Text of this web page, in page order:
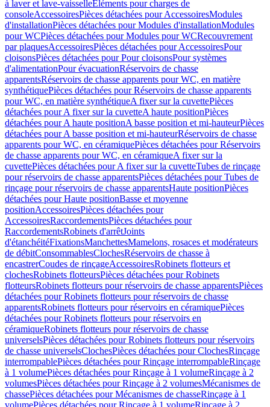
à laver et lave-vaisselleEléments pour charges de
consoleAccessoiresPièces détachées pour AccessoiresModules
d'installationPièces détachées pour Modules d'installationModules
pour WCPièces détachées pour Modules pour WCRecouvrement
par plaquesAccessoiresPièces détachées pour AccessoiresPour
cloisonsPièces détachées pour Pour cloisonsPour systèmes
d'alimentationPour évacuationRéservoirs de chasse
apparentsRéservoirs de chasse apparents pour WC, en matière
synthétiquePièces détachées pour Réservoirs de chasse apparents
pour WC, en matière synthétiqueA fixer sur la cuvettePièces
détachées pour A fixer sur la cuvetteA haute positionPièces
détachées pour A haute positionA basse position et mi-hauteurPièces
détachées pour A basse position et mi-hauteurRéservoirs de chasse
apparents pour WC, en céramiquePièces détachées pour Réservoirs
de chasse apparents pour WC, en céramiqueA fixer sur la
cuvettePièces détachées pour A fixer sur la cuvetteTubes de rinçage
pour réservoirs de chasse apparentsPièces détachées pour Tubes de
rinçage pour réservoirs de chasse apparentsHaute positionPièces
détachées pour Haute positionBasse et moyenne
positionAccessoiresPièces détachées pour
AccessoiresRaccordementsPièces détachées pour
RaccordementsRobinets d'arrêtJoints
d'étanchéitéFixationsManchettesMamelons, rosaces et modérateurs
de débitConsommablesClochesRéservoirs de chasse à
encastrerCoudes de rinçageAccessoiresRobinets flotteurs et
clochesRobinets flotteursPièces détachées pour Robinets
flotteursRobinets flotteurs pour réservoirs de chasse apparentsPièces
détachées pour Robinets flotteurs pour réservoirs de chasse
apparentsRobinets flotteurs pour réservoirs en céramiquePièces
détachées pour Robinets flotteurs pour réservoirs en
céramiqueRobinets flotteurs pour réservoirs de chasse
universelsPièces détachées pour Robinets flotteurs pour réservoirs
de chasse universelsClochesPièces détachées pour ClochesRinçage
interrompablePièces détachées pour Rinçage interrompableRinçage
à 1 volumePièces détachées pour Rinçage à 1 volumeRinçage à 2
volumesPièces détachées pour Rinçage à 2 volumesMécanismes de
chassePièces détachées pour Mécanismes de chasseRinçage à 1
volumePièces détachées pour Rinçage à 1 volumeRinçage à 2